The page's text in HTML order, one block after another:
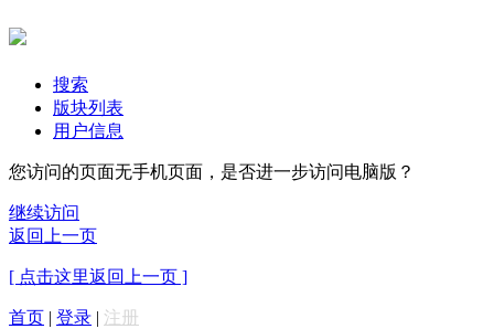
搜索
版块列表
用户信息
您访问的页面无手机页面，是否进一步访问电脑版？
继续访问
返回上一页
[ 点击这里返回上一页 ]
首页 | 登录 | 注册